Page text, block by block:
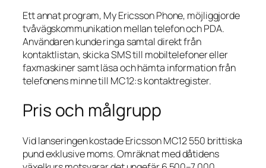
Ett annat program, My Ericsson Phone, möjliggjorde
tvåvägskommunikation mellan telefon och PDA.
Användaren kunde ringa samtal direkt från
kontaktlistan, skicka SMS till mobiltelefoner eller
faxmaskiner samt läsa och hämta information från
telefonens minne till MC12:s kontaktregister.
Pris och målgrupp
Vid lanseringen kostade Ericsson MC12 550 brittiska
pund exklusive moms. Omräknat med dåtidens